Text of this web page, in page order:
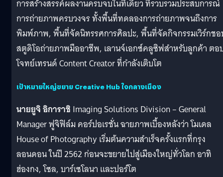
การสร้างสรรค์ผลงานครบจบในที่เดียว ที่รวบรวมประสบการณ์
การถ่ายภาพครบวงจร ทั้งพื้นที่ทดลองการถ่ายภาพจนถึงการ
พิมพ์ภาพ, พื้นที่จัดนิทรรศการศิลปะ, พื้นที่จัดกิจกรรมเวิร์กช
สตูดิโอถ่ายภาพมืออาชีพ, เลานจ์เอกซ์คลูซิฟสำหรับลูกค้า ตอ
โจทย์เทรนด์ Content Creator ที่กำลังเติบโต
เป้าหมายใหญ่ขยาย Creative Hub ใจกลางเมือง
นายยูจิ อิการาชิ Imaging Solutions Division – General
Manager ฟูจิฟิล์ม คอร์ปอเรชั่น ฉายภาพเบื้องหลังว่า โมเดล
House of Photography เริ่มต้นความสำเร็จครั้งแรกที่กรุง
ลอนดอน ในปี 2562 ก่อนจะขยายไปสู่เมืองใหญ่ทั่วโลก อาทิ
ฮ่องกง, โซล, บาร์เซโลนา และปอร์โต